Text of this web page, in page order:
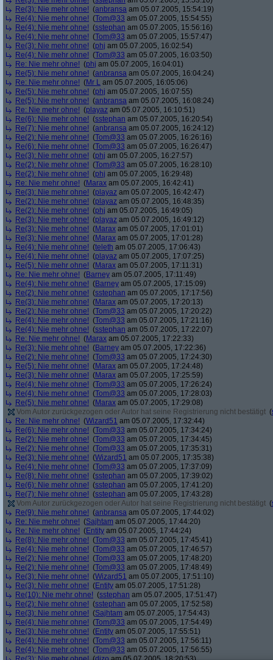
Re(3): Nie mehr ohne! (anbransa am 05.07.2005, 15:54:19)
Re(4): Nie mehr ohne! (Tom@33 am 05.07.2005, 15:54:55)
Re(4): Nie mehr ohne! (sstephan am 05.07.2005, 15:56:16)
Re(4): Nie mehr ohne! (Tom@33 am 05.07.2005, 15:57:47)
Re(3): Nie mehr ohne! (phj am 05.07.2005, 16:02:54)
Re(4): Nie mehr ohne! (Tom@33 am 05.07.2005, 16:03:50)
Re: Nie mehr ohne! (phj am 05.07.2005, 16:04:01)
Re(5): Nie mehr ohne! (anbransa am 05.07.2005, 16:04:24)
Re: Nie mehr ohne! (Mr L am 05.07.2005, 16:05:06)
Re(5): Nie mehr ohne! (phj am 05.07.2005, 16:07:55)
Re(5): Nie mehr ohne! (anbransa am 05.07.2005, 16:08:24)
Re: Nie mehr ohne! (playaz am 05.07.2005, 16:10:51)
Re(6): Nie mehr ohne! (sstephan am 05.07.2005, 16:20:54)
Re(7): Nie mehr ohne! (anbransa am 05.07.2005, 16:24:12)
Re(2): Nie mehr ohne! (Tom@33 am 05.07.2005, 16:26:16)
Re(6): Nie mehr ohne! (Tom@33 am 05.07.2005, 16:26:47)
Re(3): Nie mehr ohne! (phj am 05.07.2005, 16:27:57)
Re(2): Nie mehr ohne! (Tom@33 am 05.07.2005, 16:28:10)
Re(2): Nie mehr ohne! (phj am 05.07.2005, 16:29:48)
Re: Nie mehr ohne! (Marax am 05.07.2005, 16:42:41)
Re(3): Nie mehr ohne! (playaz am 05.07.2005, 16:42:47)
Re(2): Nie mehr ohne! (playaz am 05.07.2005, 16:48:35)
Re(2): Nie mehr ohne! (phj am 05.07.2005, 16:49:05)
Re(3): Nie mehr ohne! (playaz am 05.07.2005, 16:49:12)
Re(3): Nie mehr ohne! (Marax am 05.07.2005, 17:01:01)
Re(3): Nie mehr ohne! (Marax am 05.07.2005, 17:01:28)
Re(4): Nie mehr ohne! (teleth am 05.07.2005, 17:06:43)
Re(4): Nie mehr ohne! (playaz am 05.07.2005, 17:07:25)
Re(5): Nie mehr ohne! (Marax am 05.07.2005, 17:11:31)
Re: Nie mehr ohne! (Barney am 05.07.2005, 17:11:49)
Re(4): Nie mehr ohne! (Barney am 05.07.2005, 17:15:09)
Re(2): Nie mehr ohne! (sstephan am 05.07.2005, 17:17:56)
Re(3): Nie mehr ohne! (Marax am 05.07.2005, 17:20:13)
Re(2): Nie mehr ohne! (Tom@33 am 05.07.2005, 17:20:22)
Re(4): Nie mehr ohne! (Tom@33 am 05.07.2005, 17:21:16)
Re(4): Nie mehr ohne! (sstephan am 05.07.2005, 17:22:07)
Re: Nie mehr ohne! (Marax am 05.07.2005, 17:22:33)
Re(3): Nie mehr ohne! (Barney am 05.07.2005, 17:22:36)
Re(2): Nie mehr ohne! (Tom@33 am 05.07.2005, 17:24:30)
Re(5): Nie mehr ohne! (Marax am 05.07.2005, 17:24:48)
Re(3): Nie mehr ohne! (Marax am 05.07.2005, 17:25:59)
Re(4): Nie mehr ohne! (Tom@33 am 05.07.2005, 17:26:24)
Re(4): Nie mehr ohne! (Tom@33 am 05.07.2005, 17:28:03)
Re(5): Nie mehr ohne! (Marax am 05.07.2005, 17:29:08)
Vom Autor zurückgezogen oder Autor hat seine Registrierung nicht bestätigt (
Re: Nie mehr ohne! (Wizard51 am 05.07.2005, 17:32:44)
Re(6): Nie mehr ohne! (Tom@33 am 05.07.2005, 17:34:24)
Re(2): Nie mehr ohne! (Tom@33 am 05.07.2005, 17:34:45)
Re(2): Nie mehr ohne! (Tom@33 am 05.07.2005, 17:35:31)
Re(3): Nie mehr ohne! (Wizard51 am 05.07.2005, 17:35:38)
Re(4): Nie mehr ohne! (Tom@33 am 05.07.2005, 17:37:09)
Re(8): Nie mehr ohne! (sstephan am 05.07.2005, 17:39:02)
Re(6): Nie mehr ohne! (sstephan am 05.07.2005, 17:41:20)
Re(7): Nie mehr ohne! (sstephan am 05.07.2005, 17:43:28)
Vom Autor zurückgezogen oder Autor hat seine Registrierung nicht bestätigt (
Re(9): Nie mehr ohne! (anbransa am 05.07.2005, 17:44:02)
Re: Nie mehr ohne! (Sajhtam am 05.07.2005, 17:44:20)
Re: Nie mehr ohne! (Entity am 05.07.2005, 17:44:24)
Re(8): Nie mehr ohne! (Tom@33 am 05.07.2005, 17:45:41)
Re(4): Nie mehr ohne! (Tom@33 am 05.07.2005, 17:46:57)
Re(2): Nie mehr ohne! (Tom@33 am 05.07.2005, 17:48:20)
Re(2): Nie mehr ohne! (Tom@33 am 05.07.2005, 17:48:49)
Re(3): Nie mehr ohne! (Wizard51 am 05.07.2005, 17:51:10)
Re(3): Nie mehr ohne! (Entity am 05.07.2005, 17:51:28)
Re(10): Nie mehr ohne! (sstephan am 05.07.2005, 17:51:47)
Re(2): Nie mehr ohne! (sstephan am 05.07.2005, 17:52:58)
Re(3): Nie mehr ohne! (Sajhtam am 05.07.2005, 17:54:43)
Re(4): Nie mehr ohne! (Tom@33 am 05.07.2005, 17:54:49)
Re(3): Nie mehr ohne! (Entity am 05.07.2005, 17:55:51)
Re(4): Nie mehr ohne! (Tom@33 am 05.07.2005, 17:56:11)
Re(4): Nie mehr ohne! (Tom@33 am 05.07.2005, 17:56:55)